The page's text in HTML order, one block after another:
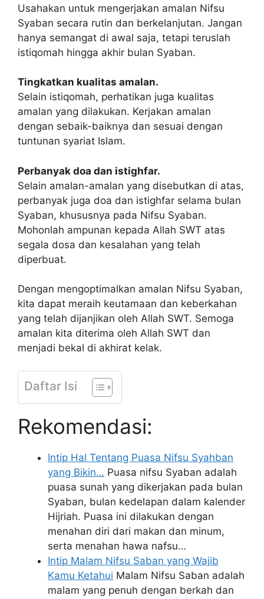
Usahakan untuk mengerjakan amalan Nifsu
Syaban secara rutin dan berkelanjutan. Jangan
hanya semangat di awal saja, tetapi teruslah
istiqomah hingga akhir bulan Syaban.
Tingkatkan kualitas amalan.
Selain istiqomah, perhatikan juga kualitas
amalan yang dilakukan. Kerjakan amalan
dengan sebaik-baiknya dan sesuai dengan
tuntunan syariat Islam.
Perbanyak doa dan istighfar.
Selain amalan-amalan yang disebutkan di atas,
perbanyak juga doa dan istighfar selama bulan
Syaban, khususnya pada Nifsu Syaban.
Mohonlah ampunan kepada Allah SWT atas
segala dosa dan kesalahan yang telah
diperbuat.
Dengan mengoptimalkan amalan Nifsu Syaban,
kita dapat meraih keutamaan dan keberkahan
yang telah dijanjikan oleh Allah SWT. Semoga
amalan kita diterima oleh Allah SWT dan
menjadi bekal di akhirat kelak.
Daftar Isi
Rekomendasi:
Intip Hal Tentang Puasa Nifsu Syahban
yang Bikin… Puasa nifsu Syaban adalah
puasa sunah yang dikerjakan pada bulan
Syaban, bulan kedelapan dalam kalender
Hijriah. Puasa ini dilakukan dengan
menahan diri dari makan dan minum,
serta menahan hawa nafsu…
Intip Malam Nifsu Saban yang Wajib
Kamu Ketahui Malam Nifsu Saban adalah
malam yang penuh dengan berkah dan